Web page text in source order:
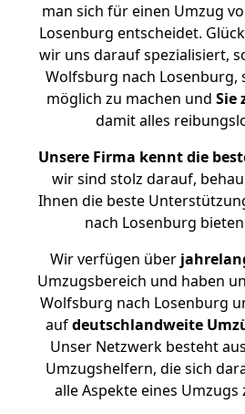
man sich für einen Umzug
Losenburg entscheidet.
wir uns darauf spezialisiert,
Wolfsburg nach Losenburg,
möglich zu machen und Sie
damit alles
Unsere Firma kennt die
wir sind stolz darauf,
Ihnen die beste
nach Losenburg
Wir verfügen über
Umzugsbereich und haben
Wolfsburg nach Losenburg
aufdeutschlandweite
Unser Netzwerk besteht
Umzugshelfern, die sich
alle Aspekte eines